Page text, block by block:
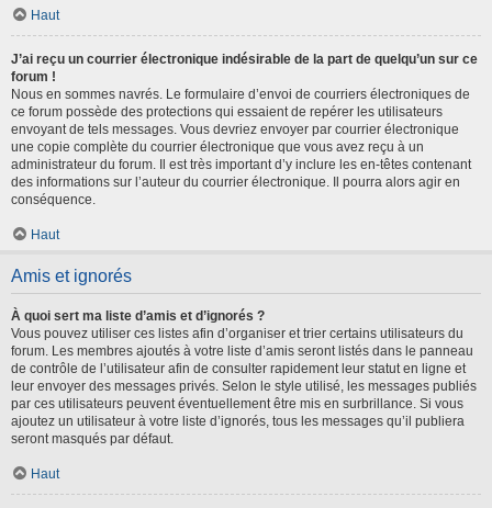
Haut
J’ai reçu un courrier électronique indésirable de la part de quelqu’un sur ce
forum !
Nous en sommes navrés. Le formulaire d’envoi de courriers électroniques de
ce forum possède des protections qui essaient de repérer les utilisateurs
envoyant de tels messages. Vous devriez envoyer par courrier électronique
une copie complète du courrier électronique que vous avez reçu à un
administrateur du forum. Il est très important d’y inclure les en-têtes contenant
des informations sur l’auteur du courrier électronique. Il pourra alors agir en
conséquence.
Haut
Amis et ignorés
À quoi sert ma liste d’amis et d’ignorés ?
Vous pouvez utiliser ces listes afin d’organiser et trier certains utilisateurs du
forum. Les membres ajoutés à votre liste d’amis seront listés dans le panneau
de contrôle de l’utilisateur afin de consulter rapidement leur statut en ligne et
leur envoyer des messages privés. Selon le style utilisé, les messages publiés
par ces utilisateurs peuvent éventuellement être mis en surbrillance. Si vous
ajoutez un utilisateur à votre liste d’ignorés, tous les messages qu’il publiera
seront masqués par défaut.
Haut